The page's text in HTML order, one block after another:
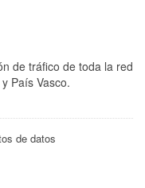
de tráfico de toda la red
País Vasco.
de datos